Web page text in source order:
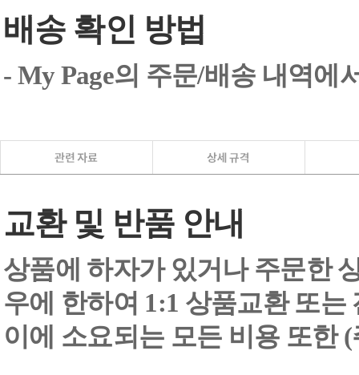
배송 확인 방법
- My Page의 주문/배송 내역에
교환 및 반품 안내
상품에 하자가 있거나 주문한
우에 한하여 1:1 상품교환 또는
이에 소요되는 모든 비용 또한